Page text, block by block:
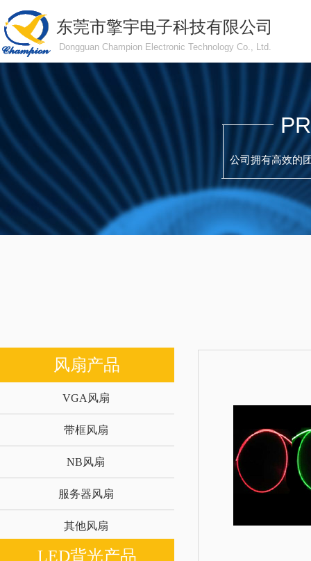
东莞市擎宇电子科技有限公司
Dongguan Champion Electronic Technology Co., Ltd.
公司拥有高效的
VGA风扇
带框风扇
NB风扇
服务器风扇
其他风扇
风扇产品
LED背光产品